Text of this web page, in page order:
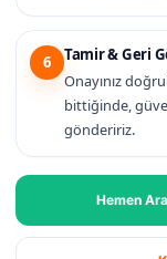
6
Tamir & Geri
Onayınız
bittiğinde,
göndeririz.
Hemen Ara